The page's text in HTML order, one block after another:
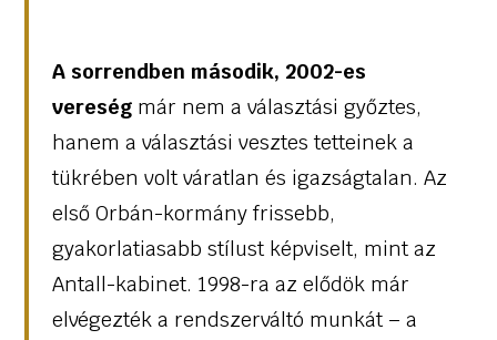
A sorrendben második, 2002-es
vereségmár nem a választási győztes,
hanem a választási vesztes tetteinek a
tükrében volt váratlan és igazságtalan. Az
első Orbán-kormány frissebb,
gyakorlatiasabb stílust képviselt, mint az
Antall-kabinet. 1998-ra az elődök már
elvégezték a rendszerváltó munkát – a